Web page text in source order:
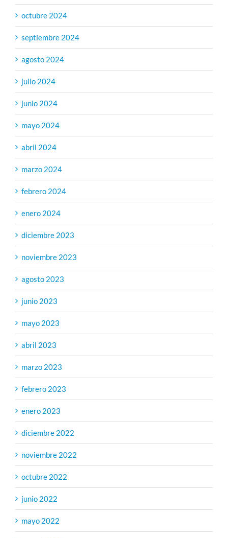
octubre 2024
septiembre 2024
agosto 2024
julio 2024
junio 2024
mayo 2024
abril 2024
marzo 2024
febrero 2024
enero 2024
diciembre 2023
noviembre 2023
agosto 2023
junio 2023
mayo 2023
abril 2023
marzo 2023
febrero 2023
enero 2023
diciembre 2022
noviembre 2022
octubre 2022
junio 2022
mayo 2022